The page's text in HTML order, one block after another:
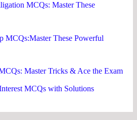
MCQs: Master These
MCQs:Master These Powerful
Master Tricks & Ace the Exam
MCQs with Solutions